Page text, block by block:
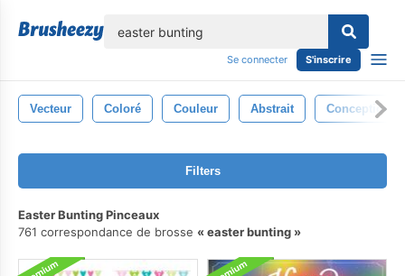
Se connecter S'inscrire
Vecteur Coloré Couleur Abstrait Conception
Filters
Easter Bunting Pinceaux
761 correspondance de brosse
easter bunting